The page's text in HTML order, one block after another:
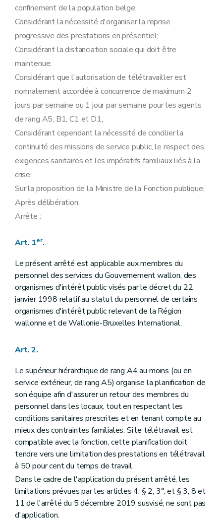
confinement de la population belge;
Considérant la nécessité d'organiser la reprise
progressive des prestations en présentiel;
Considérant la distanciation sociale qui doit être
maintenue;
Considérant que l'autorisation de télétravailler est
normalement accordée à concurrence de maximum 2
jours par semaine ou 1 jour par semaine pour les agents
de rang A5, B1, C1 et D1;
Considérant cependant la nécessité de concilier la
continuité des missions de service public, le respect des
exigences sanitaires et les impératifs familiaux liés à la
crise;
Sur la proposition de la Ministre de la Fonction publique;
Après délibération,
Arrête :
Art. 1er.
Le présent arrêté est applicable aux membres du
personnel des services du Gouvernement wallon, des
organismes d'intérêt public visés par le décret du 22
janvier 1998 relatif au statut du personnel de certains
organismes d'intérêt public relevant de la Région
wallonne et de Wallonie-Bruxelles International.
Art. 2.
Le supérieur hiérarchique de rang A4 au moins (ou en
service extérieur, de rang A5) organise la planification de
son équipe afin d'assurer un retour des membres du
personnel dans les locaux, tout en respectant les
conditions sanitaires prescrites et en tenant compte au
mieux des contraintes familiales. Si le télétravail est
compatible avec la fonction, cette planification doit
tendre vers une limitation des prestations en télétravail
à 50 pour cent du temps de travail.
Dans le cadre de l'application du présent arrêté, les
limitations prévues par les articles 4, § 2, 3°, et § 3, 8 et
11 de l'arrêté du 5 décembre 2019 susvisé, ne sont pas
d'application.